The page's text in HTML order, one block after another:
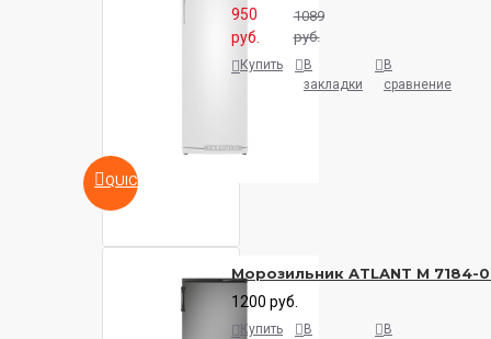
QUICKVIEW
950
руб.
1089
руб.
Купить
В
закладки
В
сравнение
Морозильник ATLANT М 7184-
1200 руб.
Купить
В
В